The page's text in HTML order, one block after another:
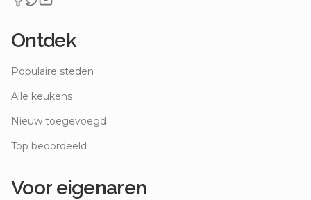
Ontdek
Populaire steden
Alle keukens
Nieuw toegevoegd
Top beoordeeld
Voor eigenaren